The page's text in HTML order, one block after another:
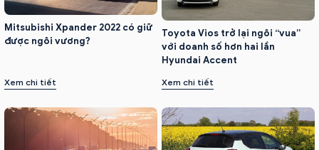
Mitsubishi Xpander 2022 có giữ
được ngôi vương?
Xem chi tiết
Toyota Vios trở lại ngôi “vua”
với doanh số hơn hai lần
Hyundai Accent
Xem chi tiết